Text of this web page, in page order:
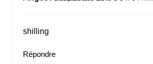
shilling
Répondre